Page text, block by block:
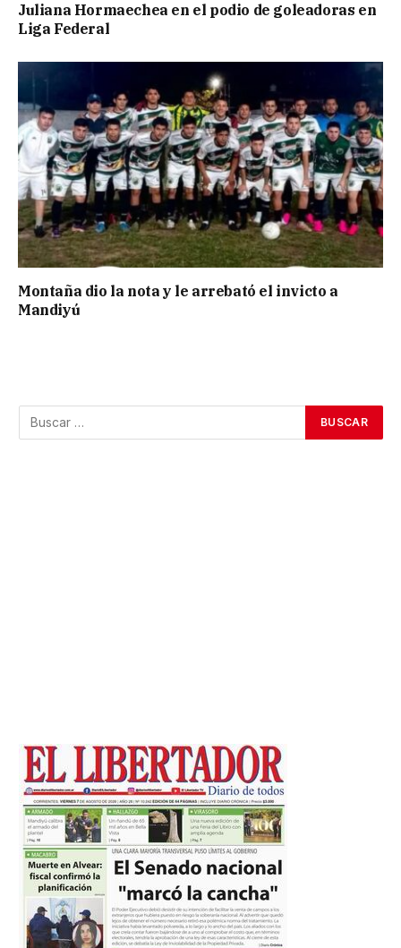
Juliana Hormaechea en el podio de goleadoras en
Liga Federal
Montaña dio la nota y le arrebató el invicto a
Mandiyú